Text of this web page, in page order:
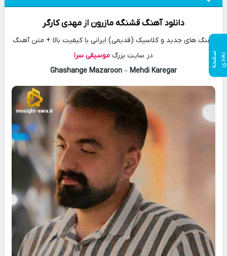
دانلود آهنگقشنگه مازرونازمهدی کارگر
آهنگ های جدید و کلاسیک (قدیمی) ایرانی با کیفیت بالا + متن آهنگ
در سایت بزرگ موسیقی سرا
Ghashange Mazaroon – Mehdi Karegar
ص
ف
ح
ه ب ع
د ی